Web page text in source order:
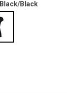
Black/Black